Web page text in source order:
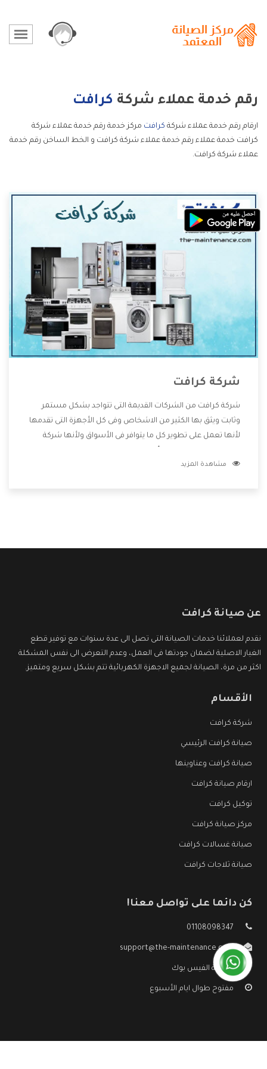
رقم خدمة عملاء شركة كرافت
ارقام رقم خدمة عملاء شركة كرافت مركز خدمة رقم خدمة عملاء شركة
كرافت خدمة عملاء رقم خدمة عملاء شركة كرافت و الخط الساخن رقم خدمة
عملاء شركة كرافت.
شركة كرافت
شركة كرافت من الشركات القديمة التى تتواجد بشكل مستمر
وثابت ويثق بها الكثير من الاشخاص وفى كل الأجهزة التى تقدمها
لأنها تعمل على تطوير كل ما يتوافر فى الأسواق ولأنها شركة
وتقدم للعملاء أقوى العروض والخصومات التى تسهل على
مشاهدة المزيد
عن صيانة كرافت
نقدم لعملائنا خدمات الصيانة التى تصل الى عدة سنوات مع توفير قطع
الغيار الاصلية لضمان جودتها فى العمل، وعدم التعرض الى نفس المشكلة
اكثر من مرة، الصيانة لجميع الاجهزة الكهربائية تتم بشكل سريع ومتميز.
الأقسام
شركة كرافت
صيانة كرافت الرئيسي
صيانة كرافت وعناوينها
ارقام صيانة كرافت
توكيل كرافت
مركز صيانة كرافت
صيانة غسالات كرافت
صيانة ثلاجات كرافت
كن دائما على تواصل معنا!
01108098347
support@the-maintenance.com
صفحة الفيس بوك
مفتوح طوال ايام الأسبوع